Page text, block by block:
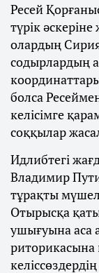
Ресей
түрік
олардың
содырлардың
болса
келісімге
соққылар
Идлибтегі
Владимир
тұрақты
Отырысқа
ушығуына аса
риторикасына